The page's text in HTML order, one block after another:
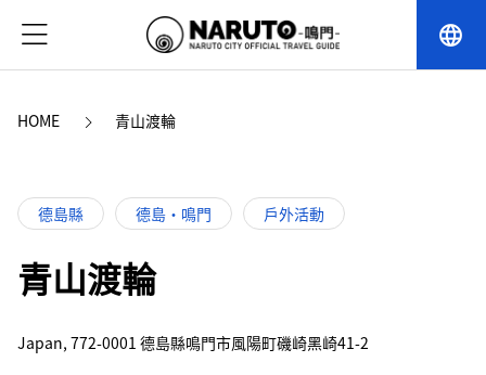
language
HOME 青山渡輪
德島縣 德島・鳴門 戶外活動
青山渡輪
Japan, 772-0001 德島縣鳴門市風陽町磯崎黑崎41-2